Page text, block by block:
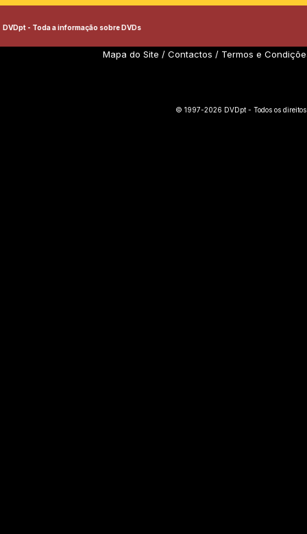
DVDpt - Toda a informação sobre DVDs
Mapa do Site / Contactos / Termos e
© 1997-2026 DVDpt - Todos os direitos